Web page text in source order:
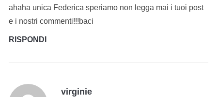
ahaha unica Federica speriamo non legga mai i tuoi post
e i nostri commenti!!!baci
RISPONDI
virginie